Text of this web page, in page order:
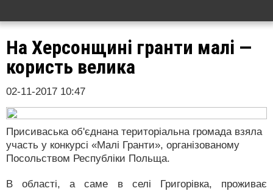
На Херсонщині гранти малі —
користь велика
02-11-2017 10:47
Присиваська об'єднана територіальна громада взяла
участь у конкурсі «Малі Гранти», організованому
Посольством Республіки Польща.
В області, а саме в селі Григорівка, проживає